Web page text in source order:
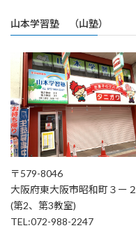
山本学習塾 （山塾）
〒579-8046
大阪府東大阪市昭和町３ー２
(第2、第3教室)
TEL:072-988-2247